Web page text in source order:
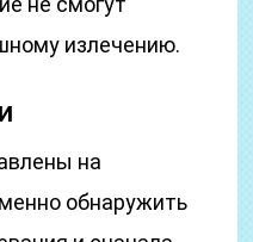
излечению.
на
обнаружить